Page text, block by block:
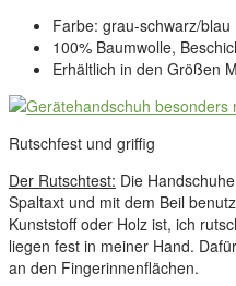
Farbe: grau-schwarz/blau
100% Baumwolle,
Erhältlich in den Größen
Rutschfest und griffig
Der Rutschtest: Die
Spaltaxt und mit dem Beil
Kunststoff oder Holz ist, ich
liegen fest in meiner Hand.
an den Fingerinnenflächen.